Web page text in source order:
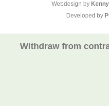
Webdesign by
Developed by
Withdraw from